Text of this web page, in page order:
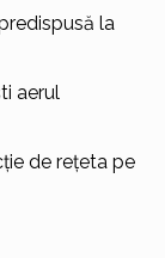
la
aerul
de rețeta pe